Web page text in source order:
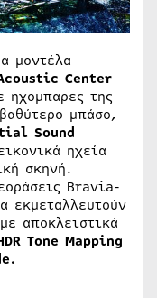
μοντέλα
Center
της
μπάσο,
Sound
ηχεία
σκηνή.
Bravia-
εκμεταλλευτούν
με αποκλειστικά
Tone Mapping